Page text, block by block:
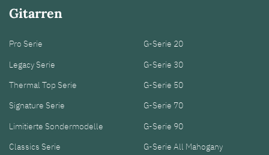
Gitarren
Pro Serie
Legacy Serie
Thermal Top Serie
Signature Serie
Limitierte Sondermodelle
Classics Serie
G-Serie 20
G-Serie 30
G-Serie 50
G-Serie 70
G-Serie 90
G-Serie All Mahogany